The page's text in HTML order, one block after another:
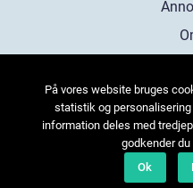
På vores website bruges
statistik og
information deles med
godkender
Ok